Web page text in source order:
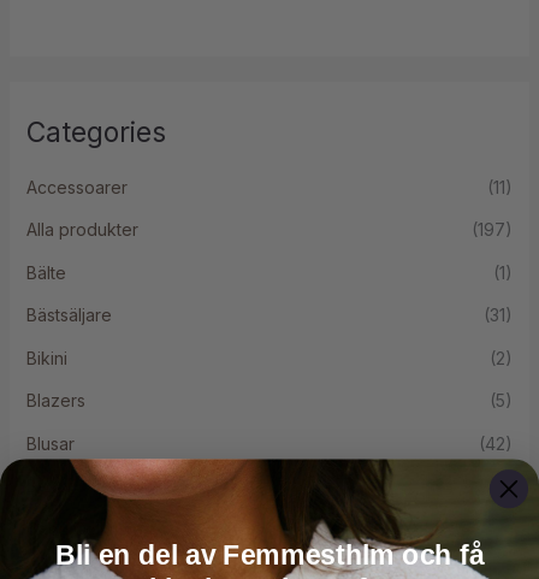
Categories
Accessoarer (11)
Alla produkter (197)
Bälte (1)
Bästsäljare (31)
Bikini (2)
Blazers (5)
Blusar (42)
(37)
Capri Collektion
Cardigans (10)
Bli en del av Femmesthlm och få